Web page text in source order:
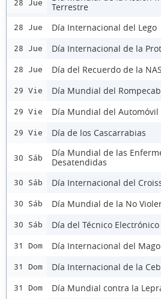
28 Jue
Terrestre
28 Jue Día Internacional del Lego
28 Jue Día Internacional de la
28 Jue Día del Recuerdo de la
29 Vie Día Mundial del
29 Vie Día Mundial del Automóvil
29 Vie Día de los Cascarrabias
30 Sáb
Día Mundial de las
Desatendidas
30 Sáb Día Internacional del
30 Sáb Día Mundial de la No
30 Sáb Día del Técnico Electrónico
31 Dom Día Internacional del Mago
31 Dom Día Internacional de la
31 Dom Día Mundial contra la